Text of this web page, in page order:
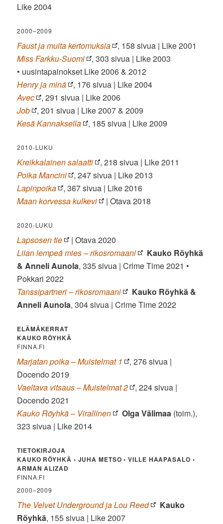
Like 2004
2000–2009
Faust ja muita kertomuksia
, 158 sivua | Like 2001
Miss Farkku-Suomi
, 303 sivua | Like 2003
• uusintapainokset Like 2006 & 2012
Henry ja minä
, 176 sivua | Like 2004
Avec
, 291 sivua | Like 2006
Job
, 201 sivua | Like 2007 & 2009
Kesä Kannaksella
, 185 sivua | Like 2009
2010-LUKU
Kreikkalainen salaatti
, 218 sivua | Like 2011
Poika Mancini
, 247 sivua | Like 2013
Lapinpoika
, 367 sivua | Like 2016
Maan korvessa kulkevi
| Otava 2018
2020-LUKU
Lapsosen tie
| Otava 2020
Liian lempeä mies – rikosromaani
Kauko Röyhkä
& Anneli Aunola, 335 sivua | Crime Time 2021 •
Pokkari 2022
Tanssipartneri – rikosromaani
Kauko Röyhkä &
Anneli Aunola, 304 sivua | Crime Time 2022
ELÄMÄKERRAT
KAUKO RÖYHKÄ
FINNA.FI
Marjatan poika – Muistelmat 1
, 276 sivua |
Docendo 2019
Vaeltava vitsaus – Muistelmat 2
, 224 sivua |
Docendo 2021
Kauko Röyhkä – Virallinen
Olga Välimaa (toim.),
323 sivua | Like 2014
TIETOKIRJOJA
KAUKO RÖYHKÄ • JUHA METSO • VILLE HAAPASALO •
ARMAN ALIZAD
FINNA.FI
2000–2009
The Velvet Underground ja Lou Reed
Kauko
Röyhkä, 155 sivua | Like 2007